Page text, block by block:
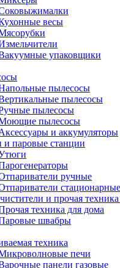
весы
упаковщики
пылесосы
пылесосы
пылесосы
пылесосы
и аккумуляторы
паровые станции
ручные
стационарные
и прочая
техника для дома
швабры
техника
печи
панели газовые